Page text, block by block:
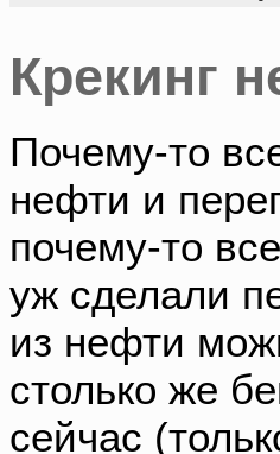
Крекинг
Почему-то
нефти и
почему-то
уж сделали
из нефти
столько же
сейчас